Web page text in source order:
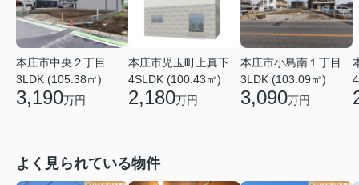
本庄市中央２丁目
3LDK (105.38㎡)
3,190万円
本庄市児玉町上真下
4SLDK (100.43㎡)
2,180万円
本庄市小島南１丁目
3LDK (103.09㎡)
3,090万円
よく見られている物件